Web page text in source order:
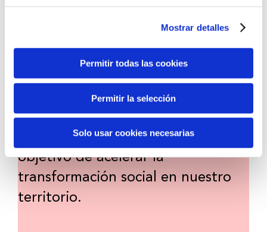
Mostrar detalles
Permitir todas las cookies
Permitir la selección
Solo usar cookies necesarias
Convocatoria de ayudas para
impulsar la incorporación de
tecnologías innovadoras en
entidades del tercer sector, con el
objetivo de acelerar la
transformación social en nuestro
territorio.